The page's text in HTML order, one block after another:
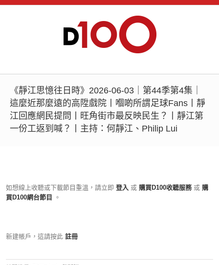
《靜江思憶往日時》2026-06-03｜第44季第4集｜
這麼近那麼遠的高陞戲院丨嗰啲所謂足球Fans丨靜
江回應網民提問丨旺角街市最反映民生？丨靜江第
一份工返到喊？丨主持：何靜江、Philip Lui
如想線上收聽或下載節目重溫，請立即 登入 或 購買D100收聽服務 或 購
買D100網台節目
。
新建帳戶，這請按此 註冊